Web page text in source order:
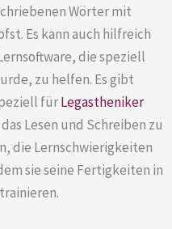
Wörter mit
Es kann auch hilfreich
die speziell
zu helfen. Es gibt
fürLegastheniker
Lesen und Schreiben zu
die Lernschwierigkeiten
sie seine Fertigkeiten in